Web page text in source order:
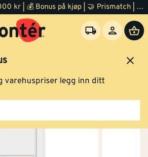
🚚 Fri frakt over 20 000 kr | 💰 Bonus på kjøp | 🤝 Prismatch | ⭐ 100% fornøyd garanti | 🏪 140 byggevarehus
varehuspriser legg inn ditt